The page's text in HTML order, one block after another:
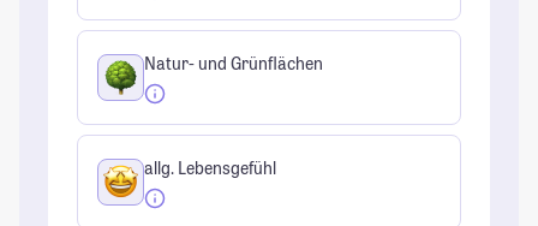
Natur- und Grünflächen
allg. Lebensgefühl